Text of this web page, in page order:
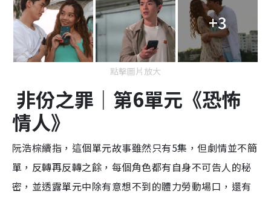
+3
點擊圖片放大
非份之罪｜第6單元《恐怖
情人》
阮浩棕續指，這個單元故事雖然只有5集，但劇情並不簡
單，反轉再反轉之餘，每個角色都有自身不可告人的秘
密，並透露單元中除有意想不到的體力勞動場口，還有